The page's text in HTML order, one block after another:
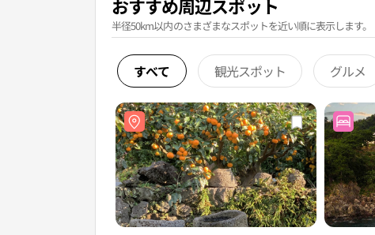
おすすめ周辺スポット
半径50km以内のさまざまなスポットを近い順に表示します。
すべて 観光スポット グルメ